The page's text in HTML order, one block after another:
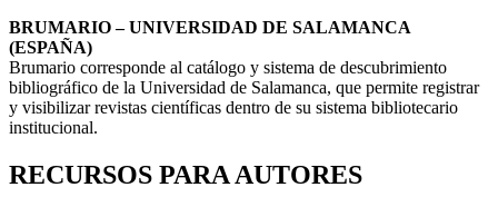
BRUMARIO – UNIVERSIDAD DE SALAMANCA
(ESPAÑA)
Brumario corresponde al catálogo y sistema de descubrimiento
bibliográfico de la Universidad de Salamanca, que permite registrar
y visibilizar revistas científicas dentro de su sistema bibliotecario
institucional.
RECURSOS PARA AUTORES